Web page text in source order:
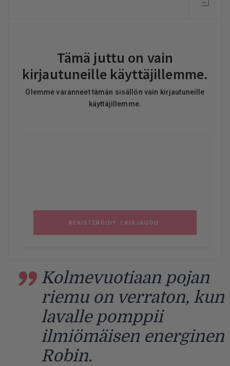
Kolmevuotiaan pojan
riemu on verraton, kun
lavalle pomppii
ilmiömäisen energinen
Robin.